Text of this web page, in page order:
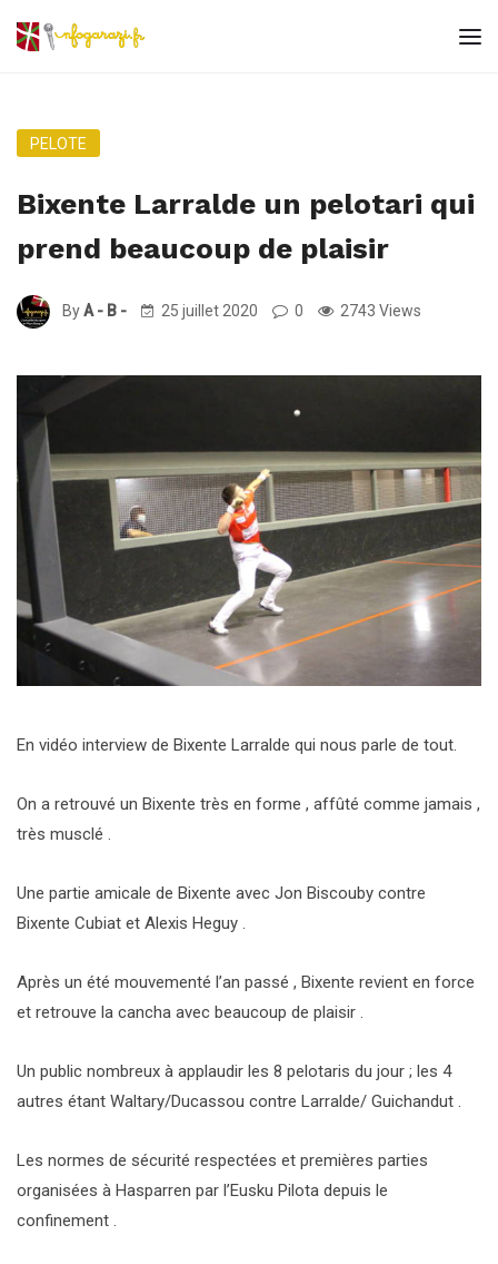
PELOTE
Bixente Larralde un pelotari qui
prend beaucoup de plaisir
ByA - B - 25 juillet 2020 0 2743 Views
En vidéo interview de Bixente Larralde qui nous parle de tout.
On a retrouvé un Bixente très en forme , affûté comme jamais ,
très musclé .
Une partie amicale de Bixente avec Jon Biscouby contre
Bixente Cubiat et Alexis Heguy .
Après un été mouvementé l’an passé , Bixente revient en force
et retrouve la cancha avec beaucoup de plaisir .
Un public nombreux à applaudir les 8 pelotaris du jour ; les 4
autres étant Waltary/Ducassou contre Larralde/ Guichandut .
Les normes de sécurité respectées et premières parties
organisées à Hasparren par l’Eusku Pilota depuis le
confinement .